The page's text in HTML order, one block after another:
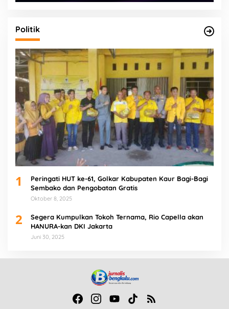
Politik
1
Peringati HUT ke-61, Golkar Kabupaten Kaur Bagi-Bagi
Sembako dan Pengobatan Gratis
Oktober 8, 2025
2
Segera Kumpulkan Tokoh Ternama, Rio Capella akan
HANURA-kan DKI Jakarta
Juni 30, 2025